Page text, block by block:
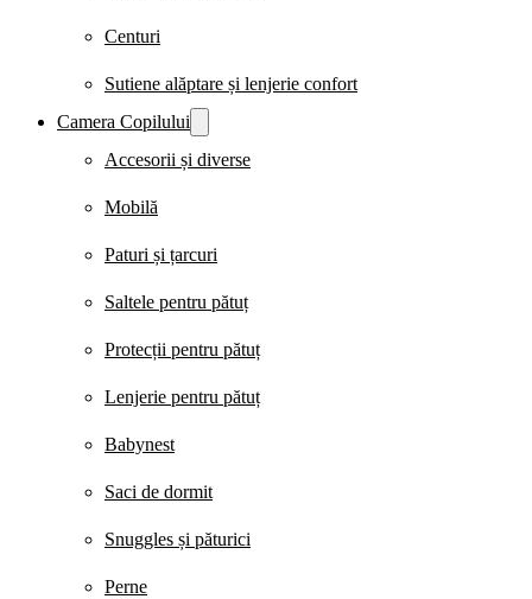
Centuri
Sutiene alăptare și lenjerie confort
Camera Copilului
Accesorii și diverse
Mobilă
Paturi și țarcuri
Saltele pentru pătuț
Protecții pentru pătuț
Lenjerie pentru pătuț
Babynest
Saci de dormit
Snuggles și păturici
Perne